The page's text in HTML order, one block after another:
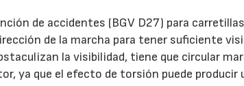
de accidentes (BGV D27) para
de la marcha para tener suficiente
la visibilidad, tiene que circular
ya que el efecto de torsión puede producir